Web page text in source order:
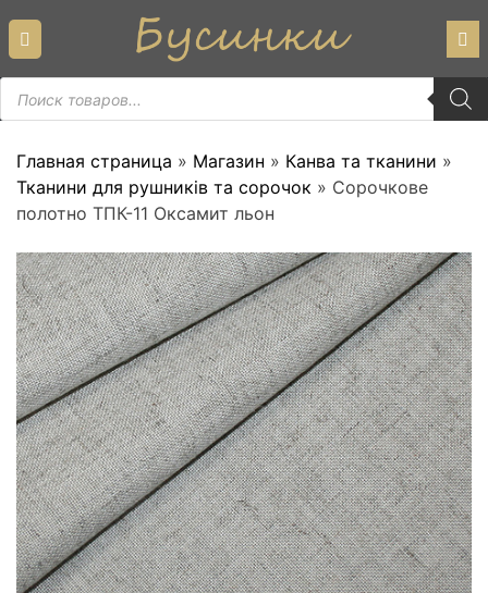
content
Пошук
товарів
Главная страница » Магазин » Канва та тканини »
Тканини для рушників та сорочок » Сорочкове
полотно ТПК-11 Оксамит льон